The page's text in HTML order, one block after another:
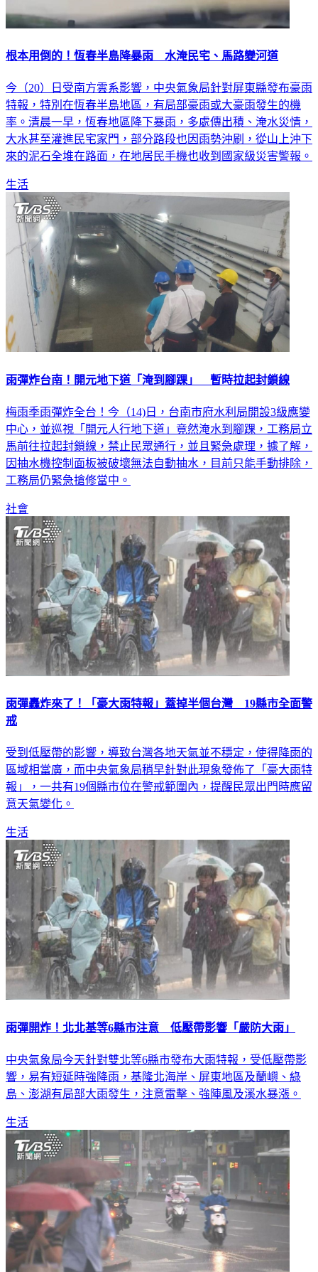
根本用倒的！恆春半島降暴雨 水淹民宅、馬路變河道
今（20）日受南方雲系影響，中央氣象局針對屏東縣發布豪雨
特報，特別在恆春半島地區，有局部豪雨或大豪雨發生的機
率。清晨一早，恆春地區降下暴雨，多處傳出積、淹水災情，
大水甚至灌進民宅家門，部分路段也因雨勢沖刷，從山上沖下
來的泥石全堆在路面，在地居民手機也收到國家級災害警報。
生活
雨彈炸台南！開元地下道「淹到腳踝」 暫時拉起封鎖線
梅雨季雨彈炸全台！今（14)日，台南市府水利局開設3級應變
中心，並巡視「開元人行地下道」竟然淹水到腳踝，工務局立
馬前往拉起封鎖線，禁止民眾通行，並且緊急處理，據了解，
因抽水機控制面板被破壞無法自動抽水，目前只能手動排除，
工務局仍緊急搶修當中。
社會
雨彈轟炸來了！「豪大雨特報」蓋掉半個台灣 19縣市全面警
戒
受到低壓帶的影響，導致台灣各地天氣並不穩定，使得降雨的
區域相當廣，而中央氣象局稍早針對此現象發佈了「豪大雨特
報」，一共有19個縣市位在警戒範圍內，提醒民眾出門時應留
意天氣變化。
生活
雨彈開炸！北北基等6縣市注意 低壓帶影響「嚴防大雨」
中央氣象局今天針對雙北等6縣市發布大雨特報，受低壓帶影
響，易有短延時強降雨，基隆北海岸、屏東地區及蘭嶼、綠
島、澎湖有局部大雨發生，注意雷擊、強陣風及溪水暴漲。
生活